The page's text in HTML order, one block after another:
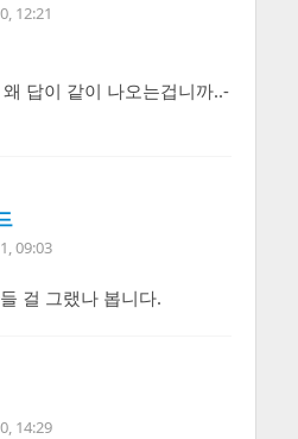
12:21
답이 같이 나오는겁니까..-
09:03
걸 그랬나 봅니다.
14:29